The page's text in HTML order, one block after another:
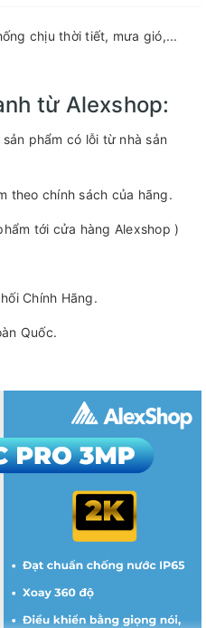
chịu thời tiết, mưa gió,...
từ Alexshop:
phẩm có lỗi từ nhà sản
theo chính sách của hãng.
tới cửa hàng Alexshop )
Chính Hãng.
Quốc.